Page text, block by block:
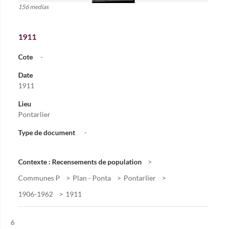
156 medias
1911
Cote -
Date
1911
Lieu
Pontarlier
Type de document -
Contexte : Recensements de population
Communes P
Plan - Ponta
Pontarlier
1906-1962
1911
Résultat n°
6